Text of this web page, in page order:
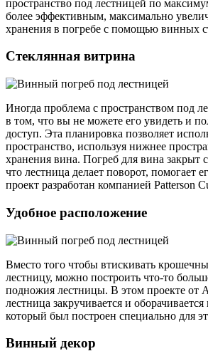
пространство под лестницей по
более эффективным, максимально
хранения в погребе с помощью винных
Стеклянная витрина
Иногда проблема с пространством под
в том, что вы не можете его увидеть и
доступ. Эта планировка позволяет
пространство, используя нижнее
хранения вина. Погреб для вина закрыт
что лестница делает поворот, помогает
проект разработан компанией Patterson
Удобное расположение
Вместо того чтобы втискивать
лестницу, можно построить что-то
подножия лестницы. В этом проекте от
лестница закручивается и
который был построен специально для
Винный декор